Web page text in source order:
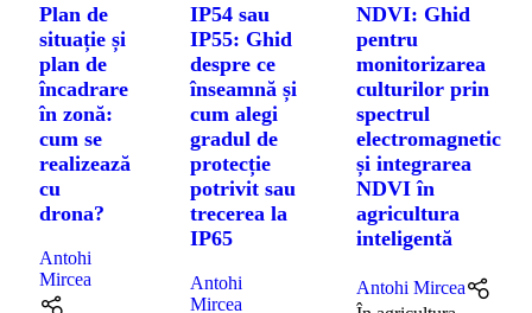
Plan de
situație și
plan de
încadrare
în zonă:
cum se
realizează
cu
drona?
Antohi
Mircea
IP54 sau
IP55: Ghid
despre ce
înseamnă și
cum alegi
gradul de
protecție
potrivit sau
trecerea la
IP65
Antohi
Mircea
NDVI: Ghid
pentru
monitorizarea
culturilor prin
spectrul
electromagnetic
și integrarea
NDVI în
agricultura
inteligentă
Antohi Mircea